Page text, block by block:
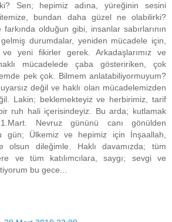
Sen; hepimiz adına, yüreğinin sesini
bundan daha güzel ne olabilirki?
olduğun gibi, insanlar sabırlarının
durumdalar, yeniden mücadele için,
yeni fikirler gerek. Arkadaşlarımız ve
mücadelede çaba gösteririken, çok
pek çok. Bilmem anlatabiliyormuyum?
değil ve haklı olan mücadelemizden
Lakin; beklemekteyiz ve herbirimiz, tarif
ruh hali içerisindeyiz. Bu arda; kutlamak
Nevruz gününü canı gönülden
gün; Ülkemiz ve hepimiz için İnşaallah,
olsun dileğimle. Haklı davamızda; tüm
ve tüm katılımcılara, saygı; sevgi ve
bu gece...